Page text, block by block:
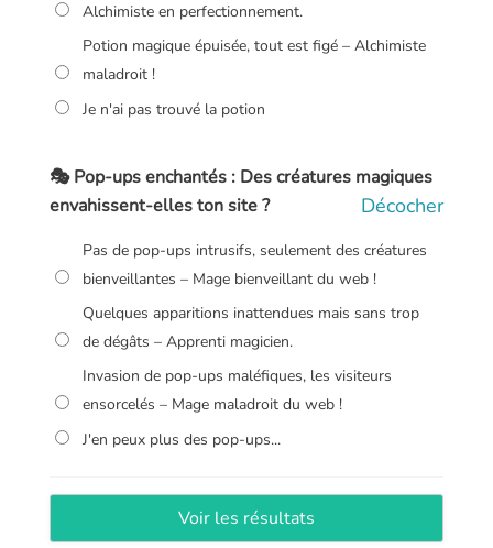
Alchimiste en perfectionnement.
Potion magique épuisée, tout est figé – Alchimiste
maladroit !
Je n'ai pas trouvé la potion
🎭 Pop-ups enchantés : Des créatures magiques
envahissent-elles ton site ?
Décocher
Pas de pop-ups intrusifs, seulement des créatures
bienveillantes – Mage bienveillant du web !
Quelques apparitions inattendues mais sans trop
de dégâts – Apprenti magicien.
Invasion de pop-ups maléfiques, les visiteurs
ensorcelés – Mage maladroit du web !
J'en peux plus des pop-ups...